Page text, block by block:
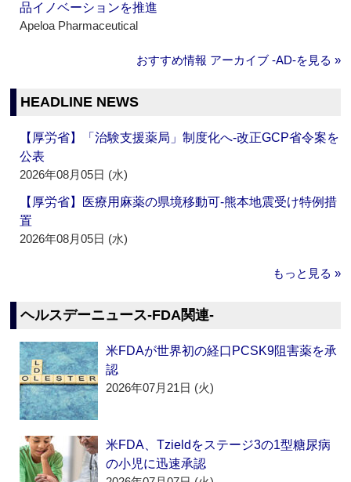
品イノベーションを推進
Apeloa Pharmaceutical
おすすめ情報 アーカイブ ‐AD‐を見る »
HEADLINE NEWS
【厚労省】「治験支援薬局」制度化へ‐改正GCP省令案を
公表
2026年08月05日 (水)
【厚労省】医療用麻薬の県境移動可‐熊本地震受け特例措
置
2026年08月05日 (水)
もっと見る »
ヘルスデーニュース‐FDA関連‐
米FDAが世界初の経口PCSK9阻害薬を承
認
2026年07月21日 (火)
米FDA、Tzieldをステージ3の1型糖尿病
の小児に迅速承認